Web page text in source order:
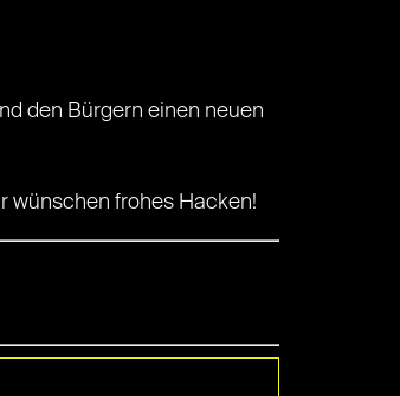
den Bürgern einen neuen
wünschen frohes Hacken!